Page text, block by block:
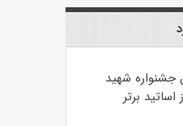
جشنواره شهید
برتر